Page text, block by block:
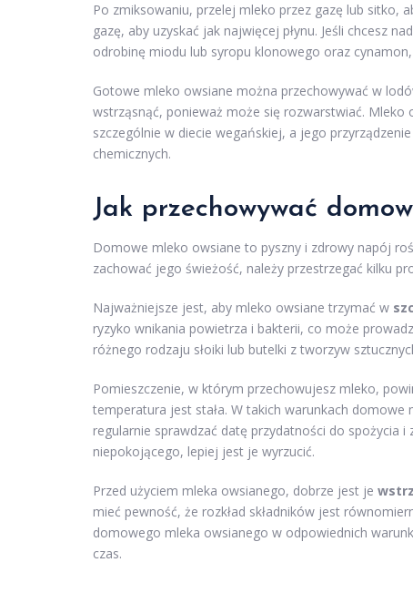
Po zmiksowaniu, przelej mleko przez gazę lub sitko,
gazę, aby uzyskać jak najwięcej płynu. Jeśli chcesz
odrobinę miodu lub syropu klonowego oraz
Gotowe mleko owsiane można przechowywać w
wstrząsnąć, ponieważ może się rozwarstwiać.
szczególnie w diecie wegańskiej, a jego
chemicznych.
Jak przechowywać
Domowe mleko owsiane to pyszny i zdrowy napój
zachować jego świeżość, należy przestrzegać kilku
Najważniejsze jest, aby mleko owsiane trzymać w
ryzyko wnikania powietrza i bakterii, co może
różnego rodzaju słoiki lub butelki z tworzyw
Pomieszczenie, w którym przechowujesz mleko,
temperatura jest stała. W takich warunkach
regularnie sprawdzać datę przydatności do spożycia i
niepokojącego, lepiej jest je wyrzucić.
Przed użyciem mleka owsianego, dobrze jest je
mieć pewność, że rozkład składników jest
domowego mleka owsianego w odpowiednich
czas.